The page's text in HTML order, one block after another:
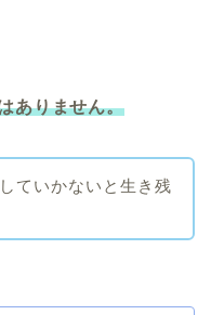
ありません。
ていかないと生き残